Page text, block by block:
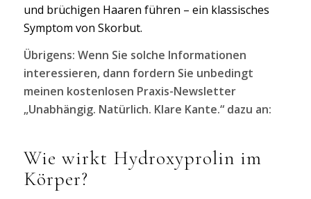
und brüchigen Haaren führen – ein klassisches
Symptom von Skorbut.
Übrigens: Wenn Sie solche Informationen
interessieren, dann fordern Sie unbedingt
meinen kostenlosen Praxis-Newsletter
„Unabhängig. Natürlich. Klare Kante.“ dazu an:
Wie wirkt Hydroxyprolin im
Körper?